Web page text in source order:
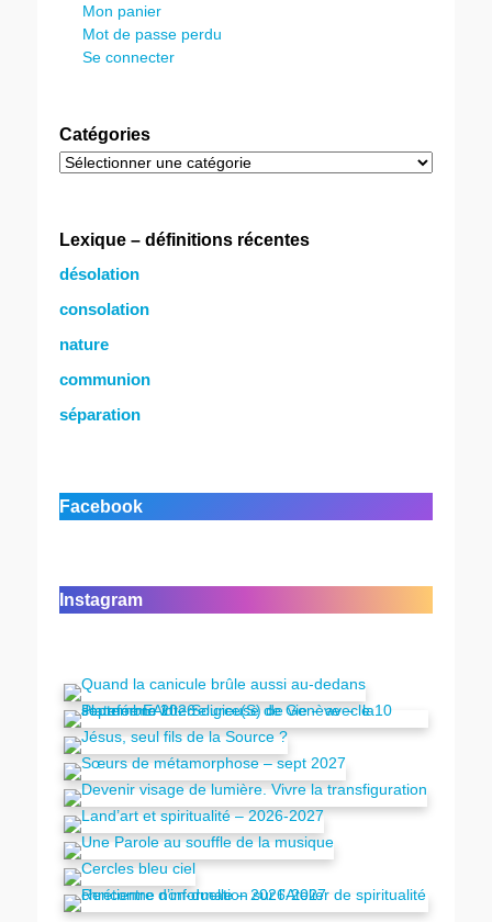
Mon panier
Mot de passe perdu
Se connecter
Catégories
Catégories
Lexique – définitions récentes
désolation
consolation
nature
communion
séparation
Facebook
Instagram